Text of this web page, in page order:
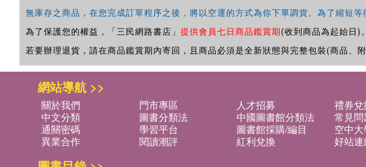
無庫存之商品，在您完成訂單程序之後，將以空運的方式為你下單調貨。為了縮短
為了保護您的權益，「三民網路書店」 提供會員七日商品鑑賞期(收到商品為起始日)。
若要辦理退貨，請在商品鑑賞期內寄回，且商品必須是全新狀態與完整包裝(商品、
網站導航 >>
關於我們 門市專區 人才招募 禮券兌
中文分類
圖書分類法 中國圖書館分類法 常見問
通關密碼
學習平台 圖書館採購/編目 空中
異業合作
閱讀潮評 紅利兌換 好站連